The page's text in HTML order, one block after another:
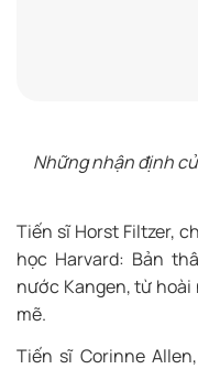
Những nhận định
Tiến sĩ Horst Filtzer,
học Harvard: Bản
nước Kangen, từ
mẽ.
Tiến sĩ Corinne